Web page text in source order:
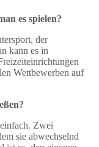
es spielen?
der
kann es in
Wettbewerben auf
Zwei
sie abwechselnd